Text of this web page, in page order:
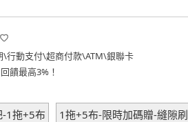
\行動支付\超商付款\ATM\銀聯卡
饋最高3%！
1拖+5布 1拖+5布-限時加碼贈-縫隙刷